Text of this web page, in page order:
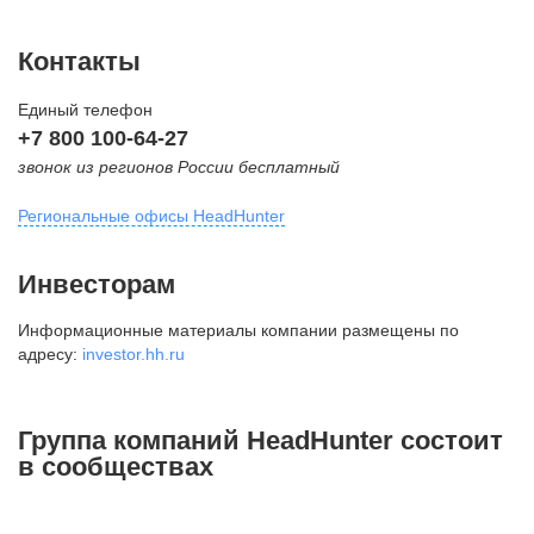
Контакты
Единый телефон
+7 800 100-64-27
звонок из регионов России бесплатный
Региональные офисы HeadHunter
внутригородская территория
Муниципальный округ Тверской,
2-я Брестская ул., д. 48,
+7 495 980-64-27
Инвесторам
Информационные материалы компании размещены по
адресу: investor.hh.ru
Группа компаний HeadHunter состоит
в сообществах